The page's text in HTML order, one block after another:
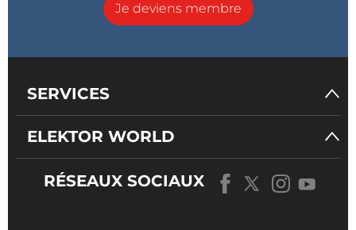
Je deviens membre
SERVICES
ELEKTOR WORLD
RÉSEAUX SOCIAUX